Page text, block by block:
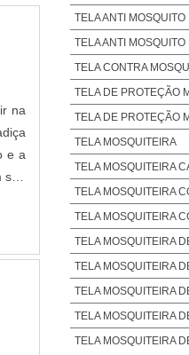
na
e a
TELA ANTI MOSQUITO
TELA ANTI
TELA CONTRA
TELA DE PROTEÇÃO
TELA DE PROTEÇÃO
TELA MOSQUITEIRA
TELA MOSQUITEIRA
TELA MOSQUITEIRA
TELA MOSQUITEIRA
TELA MOSQUITEIRA
TELA MOSQUITEIRA
TELA MOSQUITEIRA
TELA MOSQUITEIRA
TELA MOSQUITEIRA